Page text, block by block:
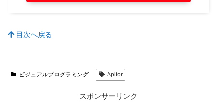
目次へ戻る
ビジュアルプログラミング Apitor
スポンサーリンク